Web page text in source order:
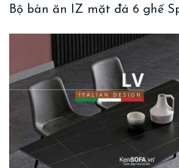
Bộ bàn ăn IZ mặt đá 6 ghế